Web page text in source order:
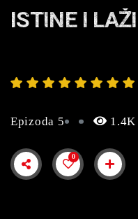
ISTINE I
Epizoda 5 1.4K
0